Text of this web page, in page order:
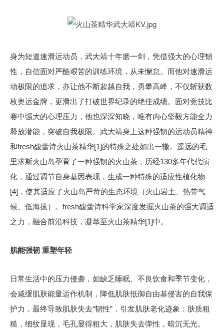
身为短道速滑运动员，武大靖十年磨一剑，凭借强大的心理韧
性，自信面对严酷艰苦的训练环境，从未懈怠。而他对速滑运
动极限的追求，亦让他不断超越自我，勇攀高峰，不仅斩获数
枚奥运金牌，更滑出了打破世界纪录的绝佳成绩。面对竞技比
赛中强大的心理压力，他也深深知晓，唯有内心坚毅方能全力
释放潜能，突破自我极限。武大靖身上这种强韧的运动员精神
和fresh馥蕾诗火山茶精华[1]的特殊之处如出一辙。遥远的毛
里求斯火山岛孕育了一种强韧的火山茶，历经130多年代代演
化，通过调节自身基因表现，生成一种特殊的适应性植化物
[4]，使其适应了火山岛严苛的生态环境（火山岩土、热带气
候、低海拔）。fresh馥蕾诗科学家深度发掘火山茶的强大调适
之力，融合前沿科技，凝萃至火山茶精华[1]中。
肌能强韧 重塑年轻
日常生活中的压力侵袭，如缺乏睡眠、不良饮食和季节变化，
会减缓肌肤能量运作机制，降低肌肤抵御自由基侵害的自我保
护力，最终导致肌肤失去“韧性”，引发肌肤老化迹象：肤质粗
糙，细纹显现，毛孔显得粗大，肌肤失去弹性，暗沉无光。